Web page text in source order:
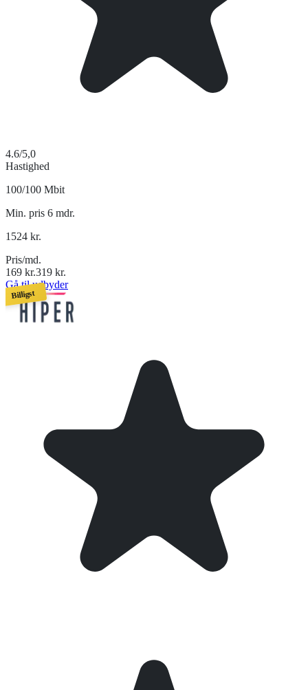
4.6/5,0
Hastighed
100/100 Mbit
Min. pris 6 mdr.
1524 kr.
Pris/md.
169 kr.319 kr.
Gå til udbyder
Billigst